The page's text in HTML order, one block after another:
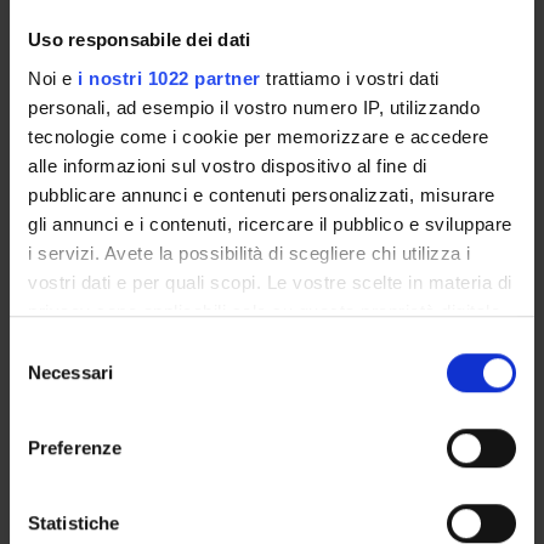
Uso responsabile dei dati
Noi e i nostri 1022 partner trattiamo i vostri dati
personali, ad esempio il vostro numero IP, utilizzando
tecnologie come i cookie per memorizzare e accedere
alle informazioni sul vostro dispositivo al fine di
pubblicare annunci e contenuti personalizzati, misurare
gli annunci e i contenuti, ricercare il pubblico e sviluppare
i servizi. Avete la possibilità di scegliere chi utilizza i
vostri dati e per quali scopi. Le vostre scelte in materia di
privacy sono applicabili solo su questa proprietà digitale
modificare o revocare il proprio consenso in qualsiasi
momento dalla Dichiarazione sui cookie o facendo clic
raccogliere informazioni sulla tua posizione
delNecessari
Preferenze
Statistiche
Centro ricerche di Gnoseologia e Metafisica
GEN. I. E. (Generi, Intersezionalità, Educazione)
RE-WOrk (REsearching for REmaking Work and
Organizing)
CREAa Centro di ricerche Etnografiche e di
Antropologia applicata "F. Cappelletto"
CRED - Centro di ricerca educativa e didattica
CRSP - Centro di Ricerca Psico-Sociale nei servizi
alla persona
POLITESSE - Centro di Ricerca Politesse – Politiche
e Teorie della Sessualità PO
Global and Comparative Policy S